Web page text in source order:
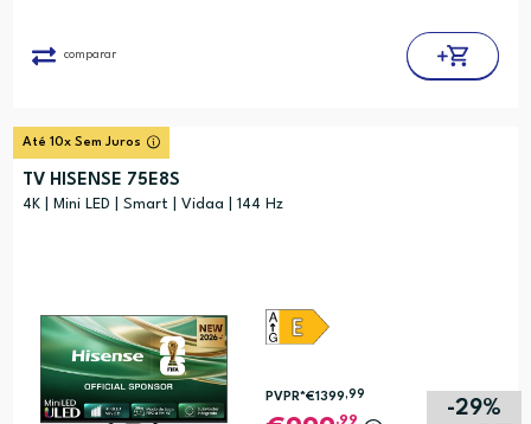
comparar
Até 10x Sem Juros
TV HISENSE 75E8S
4K | Mini LED | Smart | Vidaa | 144 Hz
-29%
PVPR*€1399 ,99
,99